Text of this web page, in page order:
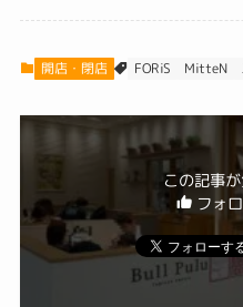
開店・閉店 FORiS MitteN
この記事
フォロ